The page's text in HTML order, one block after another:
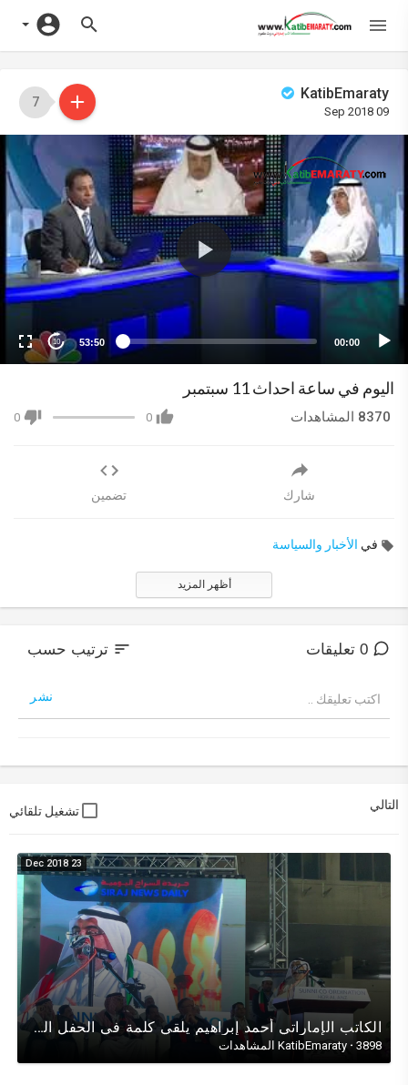
KatibEmaraty
09 Sep 2018
7
00:00
53:50
10
اليوم في ساعة احداث 11 سبتمبر
0
0
شارك تضمين
في الأخبار والسياسة
أظهر المزيد
sort ترتيب حسب
نشر
التالي تشغيل تلقائي
23 Dec 2018
الكاتب الإماراتي أحمد إبراهيم يلقي كلمة في الحفل السنوي عن اليوم الوطني الإماراتي47/ نوفمبر 2018
KatibEmaraty · 3898 المشاهدات